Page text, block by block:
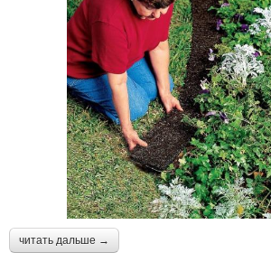
читать дальше →